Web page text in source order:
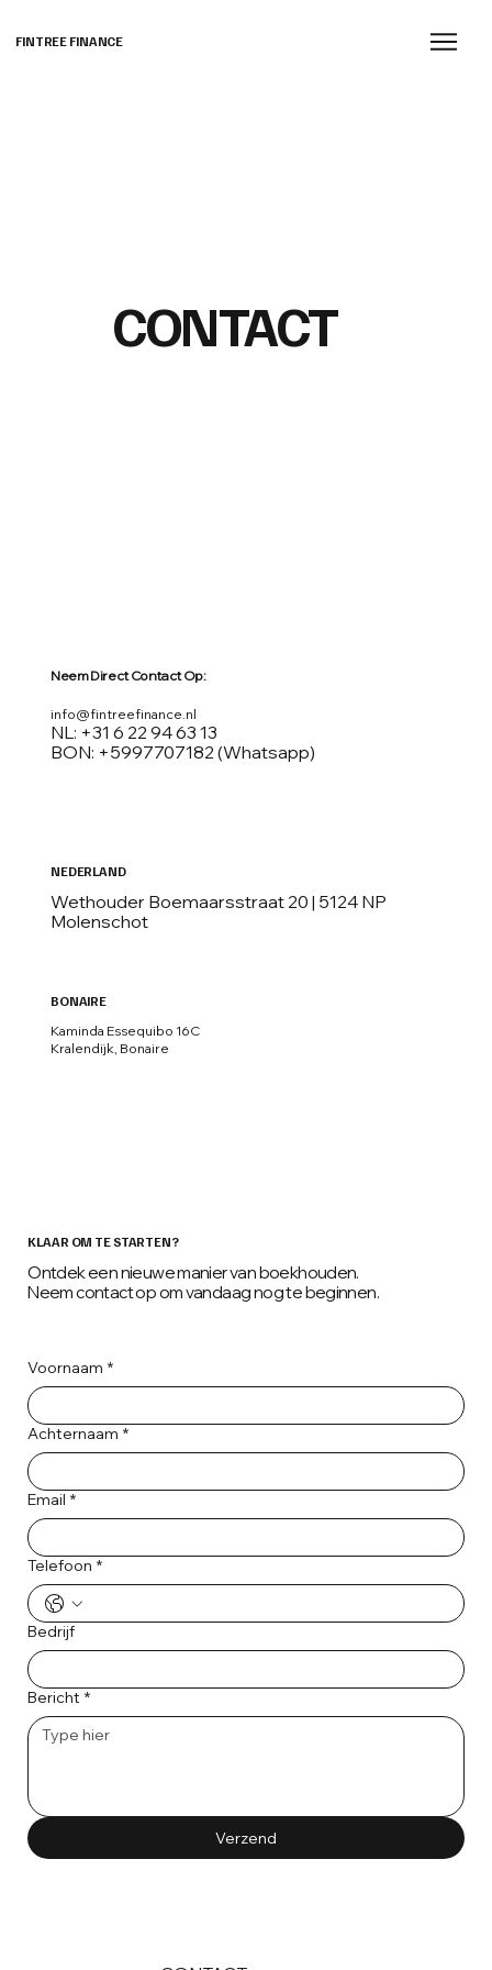
CONTACT
Neem Direct Contact Op:
info@fintreefinance.nl
NL: +31 6 22 94 63 13
BON: +5997707182 (Whatsapp)
NEDERLAND
Wethouder Boemaarsstraat 20 | 5124 NP
Molenschot
BONAIRE
Kaminda Essequibo 16C
Kralendijk, Bonaire
KLAAR OM TE STARTEN?
Ontdek een nieuwe manier van boekhouden.
Neem contact op om vandaag nog te beginnen.
Voornaam *
Achternaam *
Email *
Telefoon *
Bedrijf
Bericht *
Verzend
FINTREE FINANCE